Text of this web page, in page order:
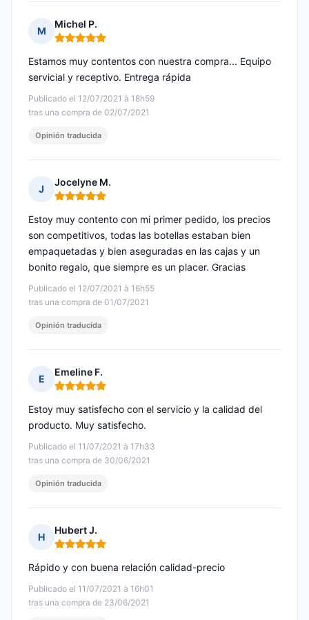
M
Michel P.
Nota: 5 de 5
Publicado el 12/07/2021 à 18h59
tras una compra de 02/07/2021
Estamos muy contentos con nuestra compra... Equipo
servicial y receptivo. Entrega rápida
Opinión traducida
J
Jocelyne M.
Nota: 5 de 5
Publicado el 12/07/2021 à 16h55
tras una compra de 01/07/2021
Estoy muy contento con mi primer pedido, los precios
son competitivos, todas las botellas estaban bien
empaquetadas y bien aseguradas en las cajas y un
bonito regalo, que siempre es un placer. Gracias
Opinión traducida
E
Emeline F.
Nota: 5 de 5
Publicado el 11/07/2021 à 17h33
tras una compra de 30/06/2021
Estoy muy satisfecho con el servicio y la calidad del
producto. Muy satisfecho.
Opinión traducida
H
Hubert J.
Nota: 5 de 5
Publicado el 11/07/2021 à 16h01
tras una compra de 23/06/2021
Rápido y con buena relación calidad-precio